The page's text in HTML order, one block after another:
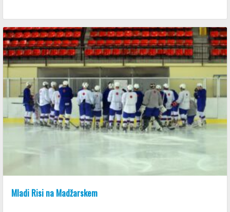
Mladi Risi na Madžarskem